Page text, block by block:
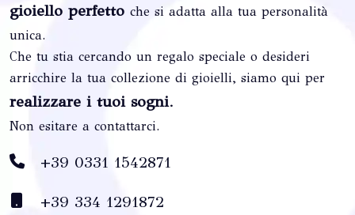
gioiello perfetto che si adatta alla tua personalità
unica.
Che tu stia cercando un regalo speciale o desideri
arricchire la tua collezione di gioielli, siamo qui per
realizzare i tuoi sogni.
Non esitare a contattarci.
+39 0331 1542871
+39 334 1291872